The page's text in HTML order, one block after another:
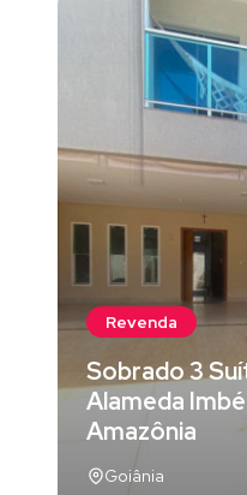
Revenda
Sobrado 3
Alameda
Amazônia
Goiânia